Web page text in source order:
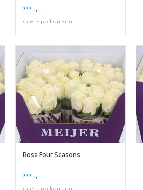
??? -,--
Cijena po komadu
Rosa Four Seasons
??? -,--
Cijena po komadu